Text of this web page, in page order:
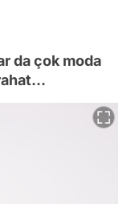
da çok moda